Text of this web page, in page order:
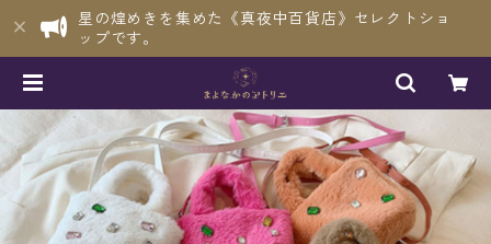
星の煌めきを集めた《真夜中百貨店》セレクトショ
ップです。